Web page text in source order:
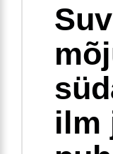
ilm